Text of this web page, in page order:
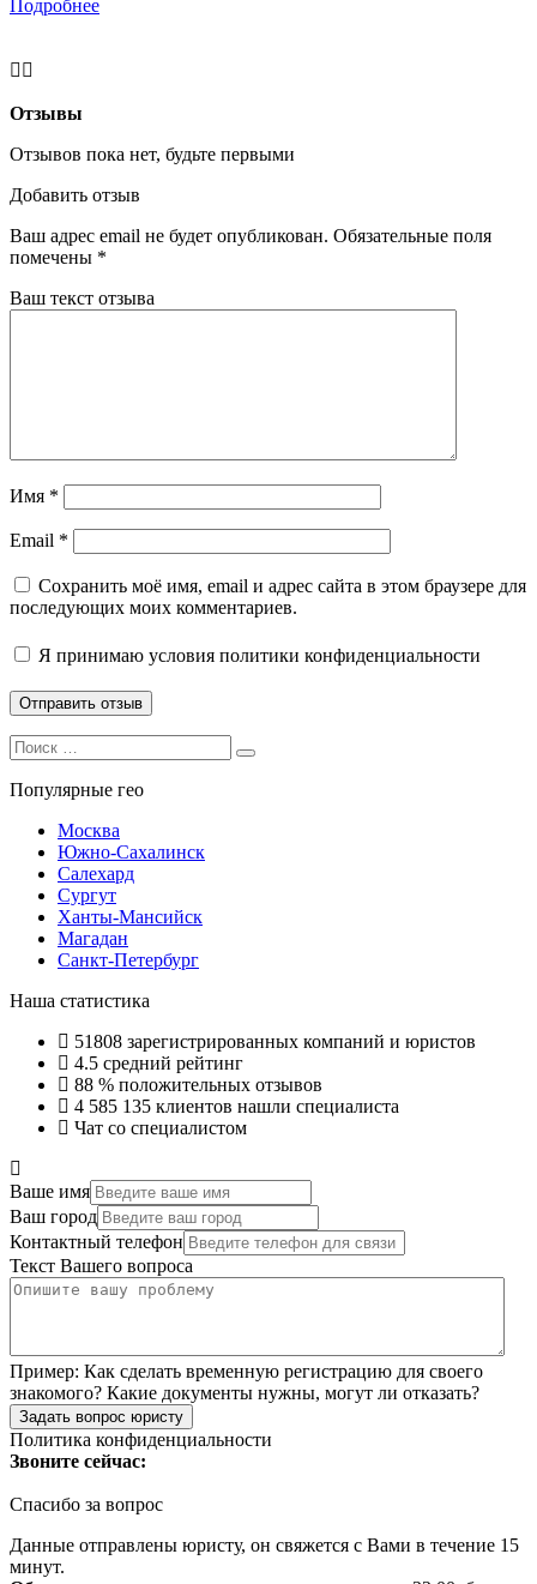
Подробнее
Отзывы
Отзывов пока нет, будьте первыми
Добавить отзыв
Ваш адрес email не будет опубликован. Обязательные поля
помечены *
Ваш текст отзыва
Имя *
Email *
Сохранить моё имя, email и адрес сайта в этом браузере для
последующих моих комментариев.
Я принимаю условия политики конфиденциальности
Search
for:
Search
Популярные гео
Москва
Южно-Сахалинск
Салехард
Сургут
Ханты-Мансийск
Магадан
Санкт-Петербург
Наша статистика
51808 зарегистрированных компаний и юристов
4.5 средний рейтинг
88 % положительных отзывов
4 585 135 клиентов нашли специалиста
Чат со специалистом
Ваше имя
Ваш город
Контактный телефон
Текст Вашего вопроса
Пример: Как сделать временную регистрацию для своего
знакомого? Какие документы нужны, могут ли отказать?
Задать вопрос юристу
Политика конфиденциальности
Звоните сейчас:
Спасибо за вопрос
Данные отправлены юристу, он свяжется с Вами в течение 15
минут.